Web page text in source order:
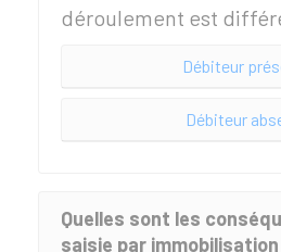
déroulement est
Débiteur
Débiteur
Quelles sont les
saisie par